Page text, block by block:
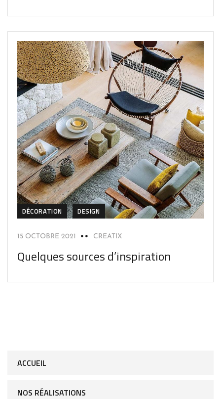
DÉCORATION DESIGN
15 OCTOBRE 2021 CREATIX
Quelques sources d’inspiration
ACCUEIL
NOS RÉALISATIONS